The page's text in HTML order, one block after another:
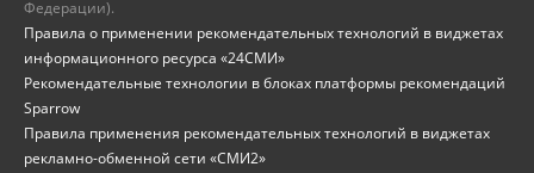
Федерации).
Правила о применении рекомендательных технологий в виджетах
информационного ресурса «24СМИ»
Рекомендательные технологии в блоках платформы рекомендаций
Sparrow
Правила применения рекомендательных технологий в виджетах
рекламно-обменной сети «СМИ2»